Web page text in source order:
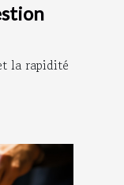
ligne
la rapidité